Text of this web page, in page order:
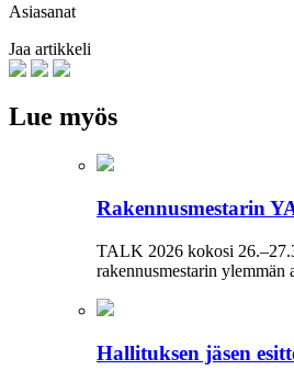
Asiasanat
Jaa artikkeli
Lue myös
Rakennusmestarin
TALK 2026 kokosi
rakennusmestarin
Hallituksen jäsen